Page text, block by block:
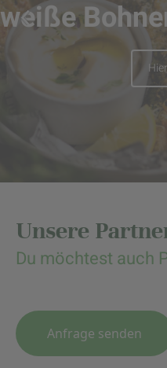
weiße
Unsere
Du möchtest auch
Anfrage senden